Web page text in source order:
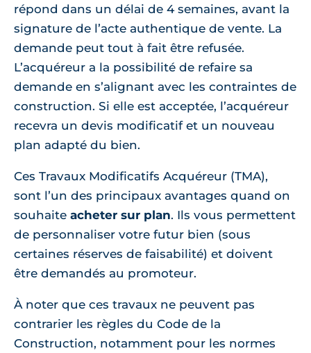
répond dans un délai de 4 semaines, avant la
signature de l’acte authentique de vente. La
demande peut tout à fait être refusée.
L’acquéreur a la possibilité de refaire sa
demande en s’alignant avec les contraintes de
construction. Si elle est acceptée, l’acquéreur
recevra un devis modificatif et un nouveau
plan adapté du bien.
Ces Travaux Modificatifs Acquéreur (TMA),
sont l’un des principaux avantages quand on
souhaite acheter sur plan. Ils vous permettent
de personnaliser votre futur bien (sous
certaines réserves de faisabilité) et doivent
être demandés au promoteur.
À noter que ces travaux ne peuvent pas
contrarier les règles du Code de la
Construction, notamment pour les normes